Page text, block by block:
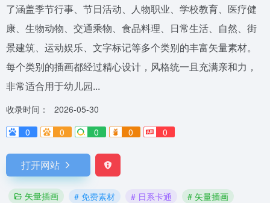
了涵盖季节行事、节日活动、人物职业、学校教育、医疗健
康、生物动物、交通乘物、食品料理、日常生活、自然、街
景建筑、运动娱乐、文字标记等多个类别的丰富矢量素材。
每个类别的插画都经过精心设计，风格统一且充满亲和力，
非常适合用于幼儿园...
收录时间：
2026-05-30
0
0 0 0 0
打开网站
矢量插画 # 免费素材 # 日系卡通 # 矢量插画